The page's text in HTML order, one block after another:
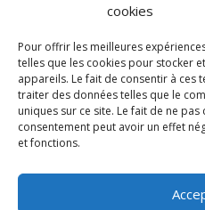
cookies
Pour offrir les meilleures
telles que les cookies pour stocker
appareils. Le fait de consentir à ces
traiter des données telles que le
uniques sur ce site. Le fait de ne
consentement peut avoir un effet
et fonctions.
Newsletter & Presse